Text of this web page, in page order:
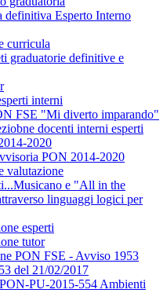
definitiva Esperto Interno
curricula
graduatorie definitive e
interni
FSE "Mi diverto imparando"
docenti interni esperti
2020
PON 2014-2020
valutazione
e "All in the
linguaggi logici per
esperti
tutor
PON FSE - Avviso 1953
del 21/02/2017
PU-2015-554 Ambienti